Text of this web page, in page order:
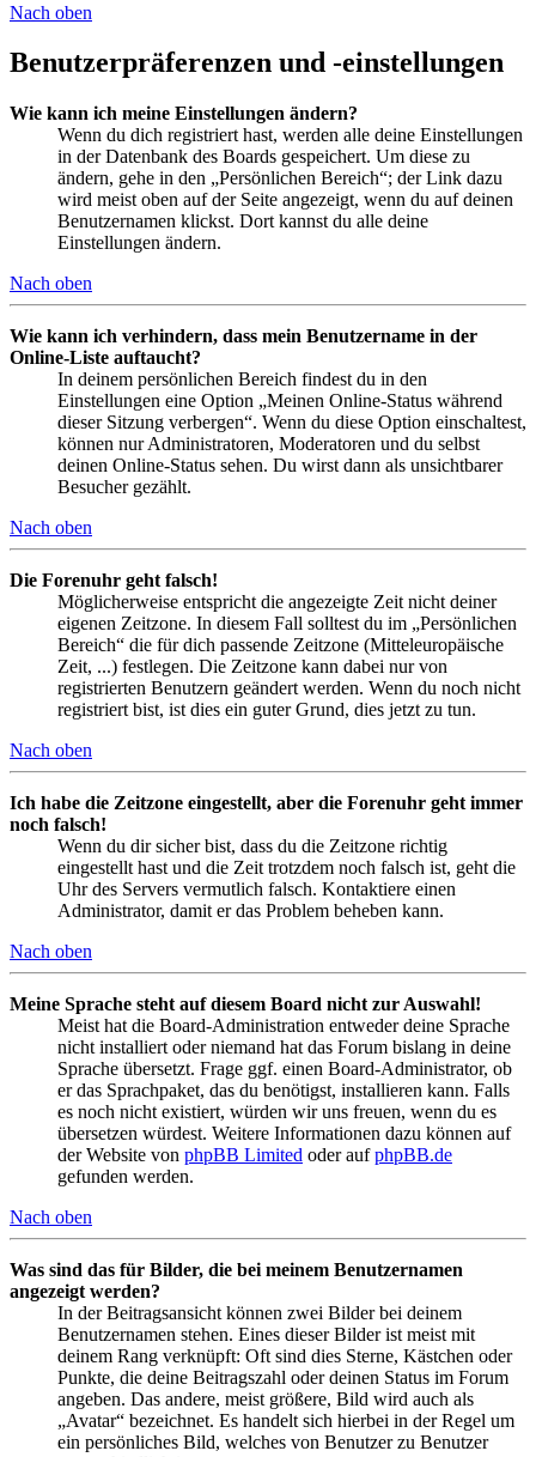
Nach oben
Benutzerpräferenzen und -einstellungen
Wie kann ich meine Einstellungen ändern?
Wenn du dich registriert hast, werden alle deine Einstellungen
in der Datenbank des Boards gespeichert. Um diese zu
ändern, gehe in den „Persönlichen Bereich“; der Link dazu
wird meist oben auf der Seite angezeigt, wenn du auf deinen
Benutzernamen klickst. Dort kannst du alle deine
Einstellungen ändern.
Nach oben
Wie kann ich verhindern, dass mein Benutzername in der
Online-Liste auftaucht?
In deinem persönlichen Bereich findest du in den
Einstellungen eine Option „Meinen Online-Status während
dieser Sitzung verbergen“. Wenn du diese Option einschaltest,
können nur Administratoren, Moderatoren und du selbst
deinen Online-Status sehen. Du wirst dann als unsichtbarer
Besucher gezählt.
Nach oben
Die Forenuhr geht falsch!
Möglicherweise entspricht die angezeigte Zeit nicht deiner
eigenen Zeitzone. In diesem Fall solltest du im „Persönlichen
Bereich“ die für dich passende Zeitzone (Mitteleuropäische
Zeit, ...) festlegen. Die Zeitzone kann dabei nur von
registrierten Benutzern geändert werden. Wenn du noch nicht
registriert bist, ist dies ein guter Grund, dies jetzt zu tun.
Nach oben
Ich habe die Zeitzone eingestellt, aber die Forenuhr geht immer
noch falsch!
Wenn du dir sicher bist, dass du die Zeitzone richtig
eingestellt hast und die Zeit trotzdem noch falsch ist, geht die
Uhr des Servers vermutlich falsch. Kontaktiere einen
Administrator, damit er das Problem beheben kann.
Nach oben
Meine Sprache steht auf diesem Board nicht zur Auswahl!
Meist hat die Board-Administration entweder deine Sprache
nicht installiert oder niemand hat das Forum bislang in deine
Sprache übersetzt. Frage ggf. einen Board-Administrator, ob
er das Sprachpaket, das du benötigst, installieren kann. Falls
es noch nicht existiert, würden wir uns freuen, wenn du es
übersetzen würdest. Weitere Informationen dazu können auf
der Website von phpBB Limited oder aufphpBB.de
gefunden werden.
Nach oben
Was sind das für Bilder, die bei meinem Benutzernamen
angezeigt werden?
In der Beitragsansicht können zwei Bilder bei deinem
Benutzernamen stehen. Eines dieser Bilder ist meist mit
deinem Rang verknüpft: Oft sind dies Sterne, Kästchen oder
Punkte, die deine Beitragszahl oder deinen Status im Forum
angeben. Das andere, meist größere, Bild wird auch als
„Avatar“ bezeichnet. Es handelt sich hierbei in der Regel um
ein persönliches Bild, welches von Benutzer zu Benutzer